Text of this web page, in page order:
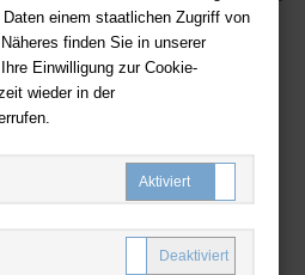
einem staatlichen Zugriff von
finden Sie in unserer
Einwilligung zur Cookie-
wieder in der